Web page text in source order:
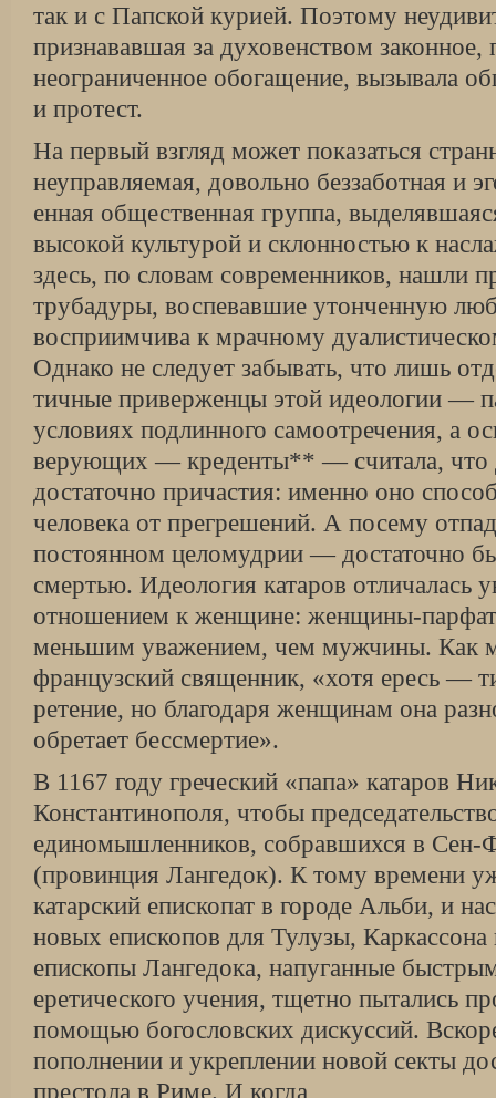
так и с Папской курией. Поэтому
признававшая за духовенством законное,
неограниченное обогащение, вызывала
и протест.
На первый взгляд может показаться
неуправляемая, довольно беззаботная и
енная общественная группа,
высокой культурой и склонностью к
здесь, по словам современников, нашли
трубадуры, воспевавшие утонченную
восприимчива к мрачному
Однако не следует забывать, что лишь
тичные приверженцы этой идеологии —
условиях подлинного самоотречения, а
верующих — креденты** — считала, что
достаточно причастия: именно оно
человека от прегрешений. А посему
постоянном целомудрии — достаточно
смертью. Идеология катаров отличалась
отношением к женщине: женщины-
меньшим уважением, чем мужчины. Как
французский священник, «хотя ересь —
ретение, но благодаря женщинам она
обретает бессмертие».
В 1167 году греческий «папа» катаров
Константинополя, чтобы
единомышленников, собравшихся в Сен-
(провинция Лангедок). К тому времени
катарский епископат в городе Альби, и
новых епископов для Тулузы,
епископы Лангедока, напуганные
еретического учения, тщетно пытались
помощью богословских дискуссий.
пополнении и укреплении новой секты
престола в Риме. И когда